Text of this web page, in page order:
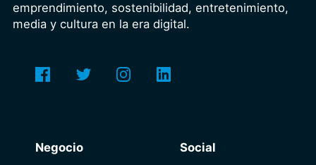
emprendimiento, sostenibilidad, entretenimiento,
media y cultura en la era digital.
Negocio
Social